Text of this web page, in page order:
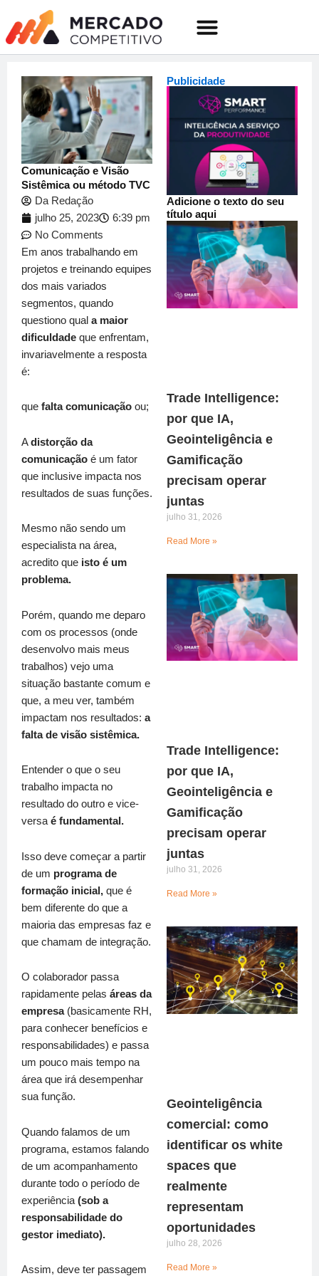
conteúdo
para
conteúdo
Comunicação e Visão
Sistêmica ou método TVC
Da Redação
julho 25, 2023
6:39 pm
No Comments
Em anos trabalhando em
projetos e treinando equipes
dos mais variados
segmentos, quando
questiono qual a maior
dificuldade que enfrentam,
invariavelmente a resposta
é:
que falta comunicação ou;
Adistorção da
comunicação é um fator
que inclusive impacta nos
resultados de suas funções.
Mesmo não sendo um
especialista na área,
acredito que isto é um
problema.
Porém, quando me deparo
com os processos (onde
desenvolvo mais meus
trabalhos) vejo uma
situação bastante comum e
que, a meu ver, também
impactam nos resultados: a
falta de visão sistêmica.
Entender o que o seu
trabalho impacta no
resultado do outro e vice-
versaé fundamental.
Isso deve começar a partir
de um programa de
formação inicial, que é
bem diferente do que a
maioria das empresas faz e
que chamam de integração.
O colaborador passa
rapidamente pelas áreas da
empresa(basicamente RH,
para conhecer benefícios e
responsabilidades) e passa
um pouco mais tempo na
área que irá desempenhar
sua função.
Quando falamos de um
programa, estamos falando
de um acompanhamento
durante todo o período de
experiência (sob a
responsabilidade do
gestor imediato).
Assim, deve ter passagem
Publicidade
Adicione o texto do seu
título aqui
Trade Intelligence:
por que IA,
Geointeligência e
Gamificação
precisam operar
juntas
julho 31, 2026
Read More »
Trade Intelligence:
por que IA,
Geointeligência e
Gamificação
precisam operar
juntas
julho 31, 2026
Read More »
Geointeligência
comercial: como
identificar os white
spaces que
realmente
representam
oportunidades
julho 28, 2026
Read More »